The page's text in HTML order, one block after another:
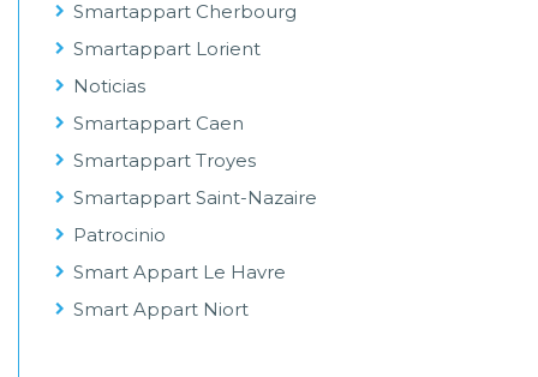
Smartappart Cherbourg
Smartappart Lorient
Noticias
Smartappart Caen
Smartappart Troyes
Smartappart Saint-Nazaire
Patrocinio
Smart Appart Le Havre
Smart Appart Niort